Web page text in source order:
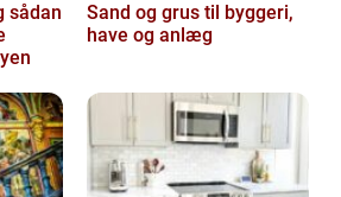
Sand og grus til byggeri,
have og anlæg